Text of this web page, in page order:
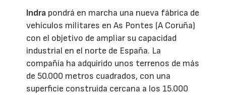
Indra pondrá en marcha una nueva fábrica de
vehículos militares en As Pontes (A Coruña)
con el objetivo de ampliar su capacidad
industrial en el norte de España. La
compañía ha adquirido unos terrenos de más
de 50.000 metros cuadrados, con una
superficie construida cercana a los 15.000